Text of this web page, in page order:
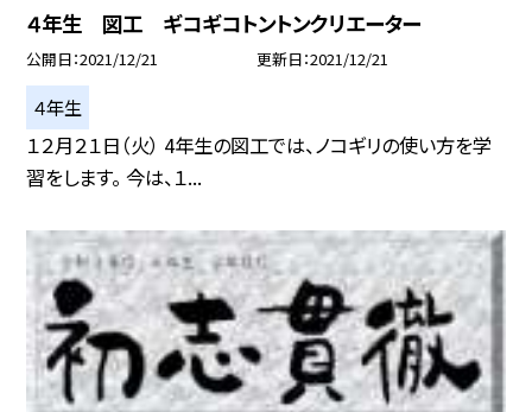
４年生 図工 ギコギコトントンクリエーター
公開日 2021/12/21 更新日 2021/12/21
４年生
１２月２１日（火） 4年生の図工では、ノコギリの使い方を学
習をします。 今は、１...